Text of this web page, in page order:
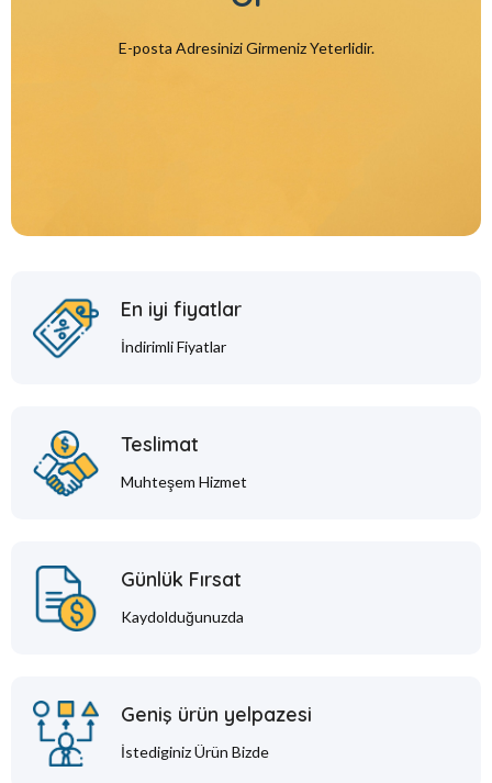
E-posta Adresinizi Girmeniz Yeterlidir.
En iyi fiyatlar
İndirimli Fiyatlar
Teslimat
Muhteşem Hizmet
Günlük Fırsat
Kaydolduğunuzda
Geniş ürün yelpazesi
İstediginiz Ürün Bizde